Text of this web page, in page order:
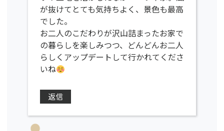
が抜けてとても気持ちよく、景色も最高
でした。
お二人のこだわりが沢山詰まったお家で
の暮らしを楽しみつつ、どんどんお二人
らしくアップデートして行かれてくださ
いね
返信